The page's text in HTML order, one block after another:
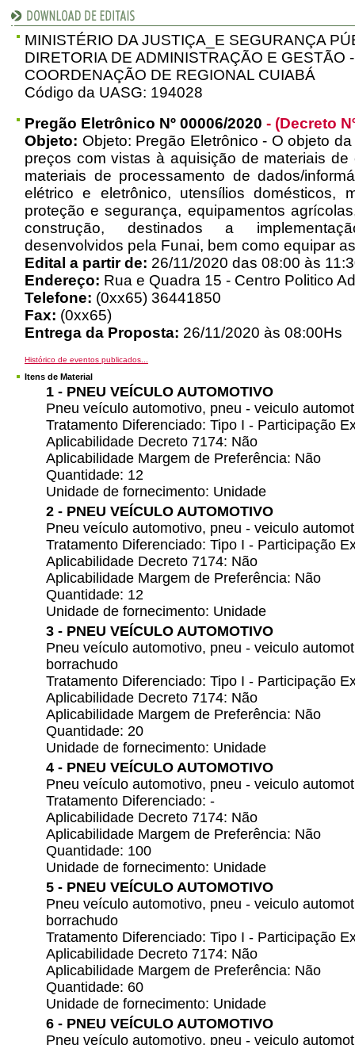
MINISTÉRIO DA JUSTIÇA_E SEGURANÇA
DIRETORIA DE ADMINISTRAÇÃO E GESTÃO
COORDENAÇÃO DE REGIONAL CUIABÁ
Código da UASG: 194028
Pregão Eletrônico Nº 00006/2020 - (Decreto
Objeto: Objeto: Pregão Eletrônico - O objeto
preços com vistas à aquisição de materiais
materiais de processamento de dados/
elétrico e eletrônico, utensílios domésticos,
proteção e segurança, equipamentos
construção, destinados a
desenvolvidos pela Funai, bem como equipar
Edital a partir de: 26/11/2020 das 08:00 às
Endereço: Rua e Quadra 15 - Centro Politico
Telefone: (0xx65) 36441850
Fax: (0xx65)
Entrega da Proposta: 26/11/2020 às 08:00Hs
Histórico de eventos publicados...
Itens de Material
1 - PNEU VEÍCULO AUTOMOTIVO
Pneu veículo automotivo, pneu - veiculo
Tratamento Diferenciado: Tipo I - Participação
Aplicabilidade Decreto 7174: Não
Aplicabilidade Margem de Preferência: Não
Quantidade: 12
Unidade de fornecimento: Unidade
2 - PNEU VEÍCULO AUTOMOTIVO
Pneu veículo automotivo, pneu - veiculo
Tratamento Diferenciado: Tipo I - Participação
Aplicabilidade Decreto 7174: Não
Aplicabilidade Margem de Preferência: Não
Quantidade: 12
Unidade de fornecimento: Unidade
3 - PNEU VEÍCULO AUTOMOTIVO
Pneu veículo automotivo, pneu - veiculo
borrachudo
Tratamento Diferenciado: Tipo I - Participação
Aplicabilidade Decreto 7174: Não
Aplicabilidade Margem de Preferência: Não
Quantidade: 20
Unidade de fornecimento: Unidade
4 - PNEU VEÍCULO AUTOMOTIVO
Pneu veículo automotivo, pneu - veiculo
Tratamento Diferenciado: -
Aplicabilidade Decreto 7174: Não
Aplicabilidade Margem de Preferência: Não
Quantidade: 100
Unidade de fornecimento: Unidade
5 - PNEU VEÍCULO AUTOMOTIVO
Pneu veículo automotivo, pneu - veiculo
borrachudo
Tratamento Diferenciado: Tipo I - Participação
Aplicabilidade Decreto 7174: Não
Aplicabilidade Margem de Preferência: Não
Quantidade: 60
Unidade de fornecimento: Unidade
6 - PNEU VEÍCULO AUTOMOTIVO
Pneu veículo automotivo, pneu - veiculo